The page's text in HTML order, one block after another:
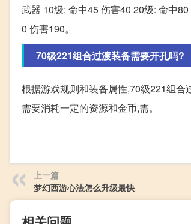
武器 10级: 命中45 伤害40 20级: 命中
0 伤害190。
70级221组合过渡装备需要开孔吗?
根据游戏规则和装备属性,70级221组
需要消耗一定的资源和金币,需。
上一篇
梦幻西游心法怎么升级最快